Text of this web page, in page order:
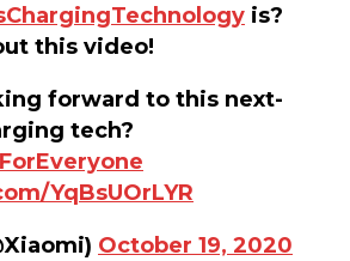
is?
this video!
forward to this next-
tech?
YqBsUOrLYR
October 19, 2020